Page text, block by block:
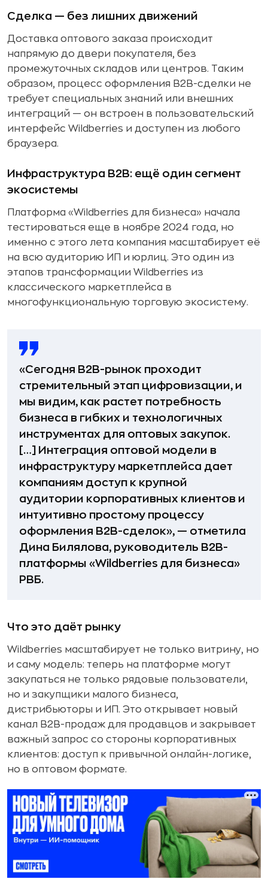
Сделка — без лишних движений
Доставка оптового заказа происходит
напрямую до двери покупателя, без
промежуточных складов или центров. Таким
образом, процесс оформления B2B-сделки не
требует специальных знаний или внешних
интеграций — он встроен в пользовательский
интерфейс Wildberries и доступен из любого
браузера.
Инфраструктура B2B: ещё один сегмент
экосистемы
Платформа «Wildberries для бизнеса» начала
тестироваться еще в ноябре 2024 года, но
именно с этого лета компания масштабирует её
на всю аудиторию ИП и юрлиц. Это один из
этапов трансформации Wildberries из
классического маркетплейса в
многофункциональную торговую экосистему.
«Сегодня B2B-рынок проходит
стремительный этап цифровизации, и
мы видим, как растет потребность
бизнеса в гибких и технологичных
инструментах для оптовых закупок.
[…] Интеграция оптовой модели в
инфраструктуру маркетплейса дает
компаниям доступ к крупной
аудитории корпоративных клиентов и
интуитивно простому процессу
оформления B2B-сделок», — отметила
Дина Билялова, руководитель B2B-
платформы «Wildberries для бизнеса»
РВБ.
Что это даёт рынку
Wildberries масштабирует не только витрину, но
и саму модель: теперь на платформе могут
закупаться не только рядовые пользователи,
но и закупщики малого бизнеса,
дистрибьюторы и ИП. Это открывает новый
канал B2B-продаж для продавцов и закрывает
важный запрос со стороны корпоративных
клиентов: доступ к привычной онлайн-логике,
но в оптовом формате.